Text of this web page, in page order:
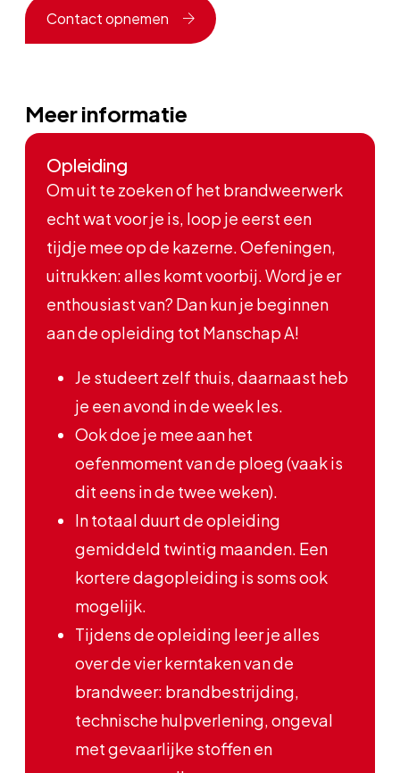
Contact opnemen
Meer informatie
Opleiding
Om uit te zoeken of het brandweerwerk
echt wat voor je is, loop je eerst een
tijdje mee op de kazerne. Oefeningen,
uitrukken: alles komt voorbij. Word je er
enthousiast van? Dan kun je beginnen
aan de opleiding tot Manschap A!
Je studeert zelf thuis, daarnaast heb
je een avond in de week les.
Ook doe je mee aan het
oefenmoment van de ploeg (vaak is
dit eens in de twee weken).
In totaal duurt de opleiding
gemiddeld twintig maanden. Een
kortere dagopleiding is soms ook
mogelijk.
Tijdens de opleiding leer je alles
over de vier kerntaken van de
brandweer: brandbestrijding,
technische hulpverlening, ongeval
met gevaarlijke stoffen en